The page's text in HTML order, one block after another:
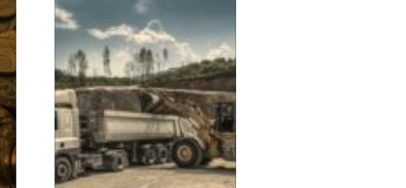
kombinera lång
hållbarhet, snygg finish
och minskad
miljöpåverkan. I en stad
med hårt klimat, mycket
slitage och höga krav på
kvalitet01 augusti 2026